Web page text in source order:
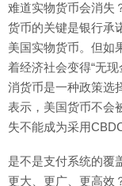
难道实物货币会消失
货币的关键是银行承
美国实物货币。但如
着经济社会变得“无
消货币是一种政策选
表示，美国货币不会
失不能成为采用
是不是支付系统的覆
更大、更广、更高效